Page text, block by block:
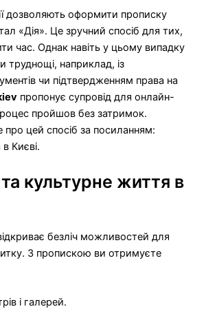
дозволяють оформити прописку
«Дія». Це зручний спосіб для тих,
час. Однак навіть у цьому випадку
труднощі, наприклад, із
чи підтвердженням права на
пропонує супровід для онлайн-
пройшов без затримок.
про цей спосіб за посиланням:
Києві.
культурне життя в
безліч можливостей для
З пропискою ви отримуєте
і галерей.